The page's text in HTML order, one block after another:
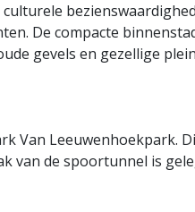
De compacte
gevels en gezellige
Van Leeuwenhoekpark.
van de spoortunnel is